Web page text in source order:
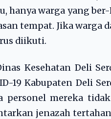
hanya warga yang
tempat. Jika
diikuti.
Kesehatan Deli
19 Kabupaten Deli
personel mereka
jenazah